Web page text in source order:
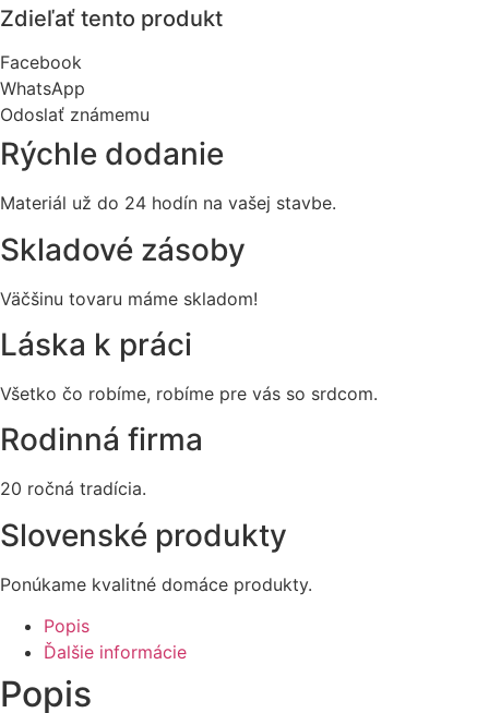
Zdieľať tento produkt
Facebook
WhatsApp
Odoslať známemu
Rýchle dodanie
Materiál už do 24 hodín na vašej stavbe.
Skladové zásoby
Väčšinu tovaru máme skladom!
Láska k práci
Všetko čo robíme, robíme pre vás so srdcom.
Rodinná firma
20 ročná tradícia.
Slovenské produkty
Ponúkame kvalitné domáce produkty.
Popis
Ďalšie informácie
Popis